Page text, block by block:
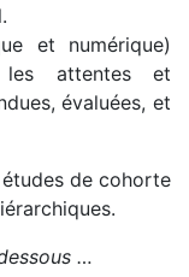
et numérique)
attentes et
évaluées, et
de cohorte
…